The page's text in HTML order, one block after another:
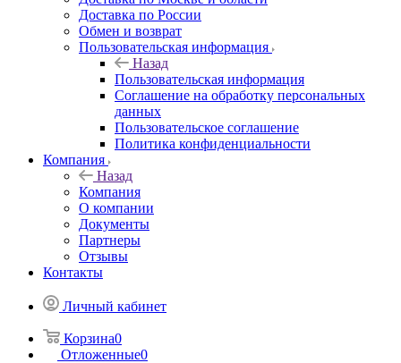
Доставка по России
Обмен и возврат
Пользовательская информация
Назад
Пользовательская информация
Соглашение на обработку персональных
данных
Пользовательское соглашение
Политика конфиденциальности
Компания
Назад
Компания
О компании
Документы
Партнеры
Отзывы
Контакты
Личный кабинет
Корзина0
Отложенные0